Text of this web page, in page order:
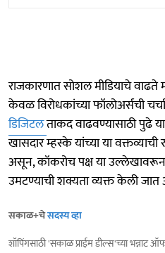
राजकारणात सोशल मीडियाचे वाढते
केवळ विरोधकांच्या फॉलोअर्सची
डिजिटलताकद वाढवण्यासाठी पुढे
खासदार म्हस्के यांच्या या
असून, कॉकरोच पक्ष या उल्लेखावरून
उमटण्याची शक्यता व्यक्त केली
सकाळ+चेसदस्य व्हा
शॉपिंगसाठी 'सकाळ प्राईम डील्स'च्या भन्नाट